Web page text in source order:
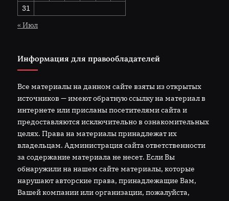
31
« Июл
Информация для правообладателей
Все материалы на данном сайте взяты из открытых
источников — имеют обратную ссылку на материал в
интернете или присланы посетителями сайта и
предоставляются исключительно в ознакомительных
целях. Права на материалы принадлежат их
владельцам. Администрация сайта ответственности
за содержание материала не несет. Если Вы
обнаружили на нашем сайте материалы, которые
нарушают авторские права, принадлежащие Вам,
Вашей компании или организации, пожалуйста,